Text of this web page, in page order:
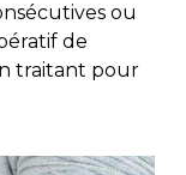
ou
de
traitant pour